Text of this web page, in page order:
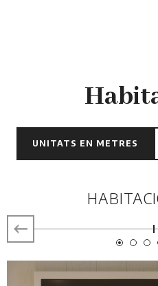
UNITATS EN METRES